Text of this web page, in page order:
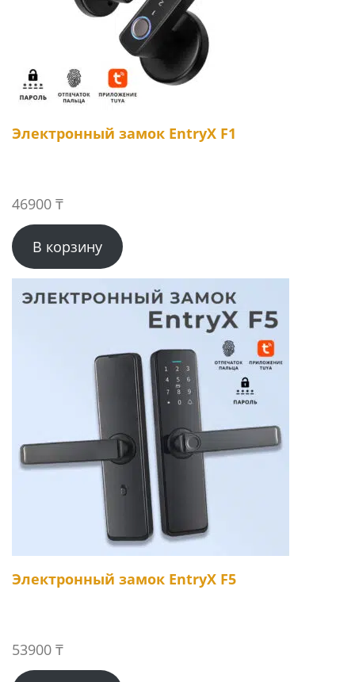
Электронный замок EntryX F1
46900 ₸
В корзину
Электронный замок EntryX F5
53900 ₸